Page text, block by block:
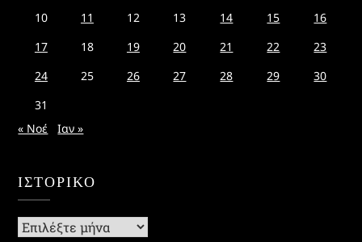
10
11 12 13 14 15
16
17
18 19 20 21 22
23
24
25 26 27 28 29
30
31
« Νοέ
Ιαν »
ΙΣΤΟΡΙΚΌ
Ιστορικό